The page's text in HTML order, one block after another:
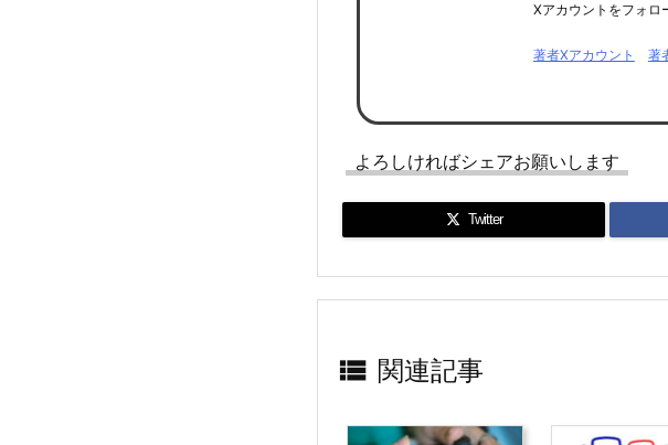
Xアカウントをフォ
著者Xアカウント 著
よろしければシェアお願いします
Twitter
 関連記事